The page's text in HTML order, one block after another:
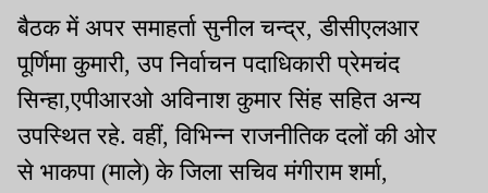
बैठक में अपर समाहर्ता सुनील चन्द्र, डीसीएलआर
पूर्णिमा कुमारी, उप निर्वाचन पदाधिकारी प्रेमचंद
सिन्हा,एपीआरओ अविनाश कुमार सिंह सहित अन्य
उपस्थित रहे. वहीं, विभिन्न राजनीतिक दलों की ओर
से भाकपा (माले) के जिला सचिव मंगीराम शर्मा,